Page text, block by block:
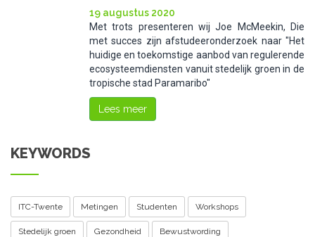
19 augustus 2020
Met trots presenteren wij Joe McMeekin, Die
met succes zijn afstudeeronderzoek naar "Het
huidige en toekomstige aanbod van regulerende
ecosysteemdiensten vanuit stedelijk groen in de
tropische stad Paramaribo"
Lees meer
KEYWORDS
ITC-Twente Metingen Studenten Workshops
Stedelijk groen Gezondheid Bewustwording